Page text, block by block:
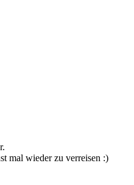
mal wieder zu verreisen :)